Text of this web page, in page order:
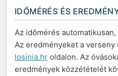
IDŐMÉRÉS ÉS
Az időmérés
Az eredményeket a
losinia.hr oldalon. Az
eredmények közzétételét